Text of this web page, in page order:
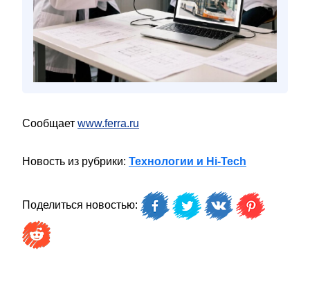
Сообщает www.ferra.ru
Новость из рубрики: Технологии и Hi-Tech
Поделиться новостью: